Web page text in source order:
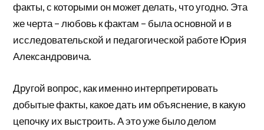
факты, с которыми он может делать, что угодно. Эта
же черта – любовь к фактам – была основной и в
исследовательской и педагогической работе Юрия
Александровича.
Другой вопрос, как именно интерпретировать
добытые факты, какое дать им объяснение, в какую
цепочку их выстроить. А это уже было делом